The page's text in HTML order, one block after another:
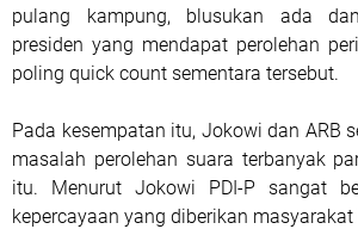
pulang kampung, blusukan ada
presiden yang mendapat perolehan
poling quick count sementara tersebut.
Pada kesempatan itu, Jokowi dan ARB
masalah perolehan suara terbanyak
itu. Menurut Jokowi PDI-P sangat
kepercayaan yang diberikan